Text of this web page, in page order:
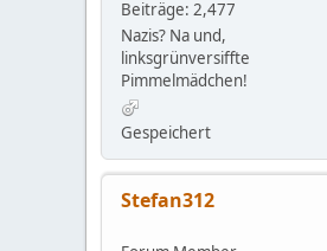
Beiträge: 2,477
Nazis? Na und,
linksgrünversiffte
Pimmelmädchen!
Gespeichert
Stefan312